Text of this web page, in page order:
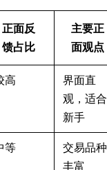
正面反
馈占比
主要正
面观点
高
界面直
观，适合
新手
等
交易品种
丰富